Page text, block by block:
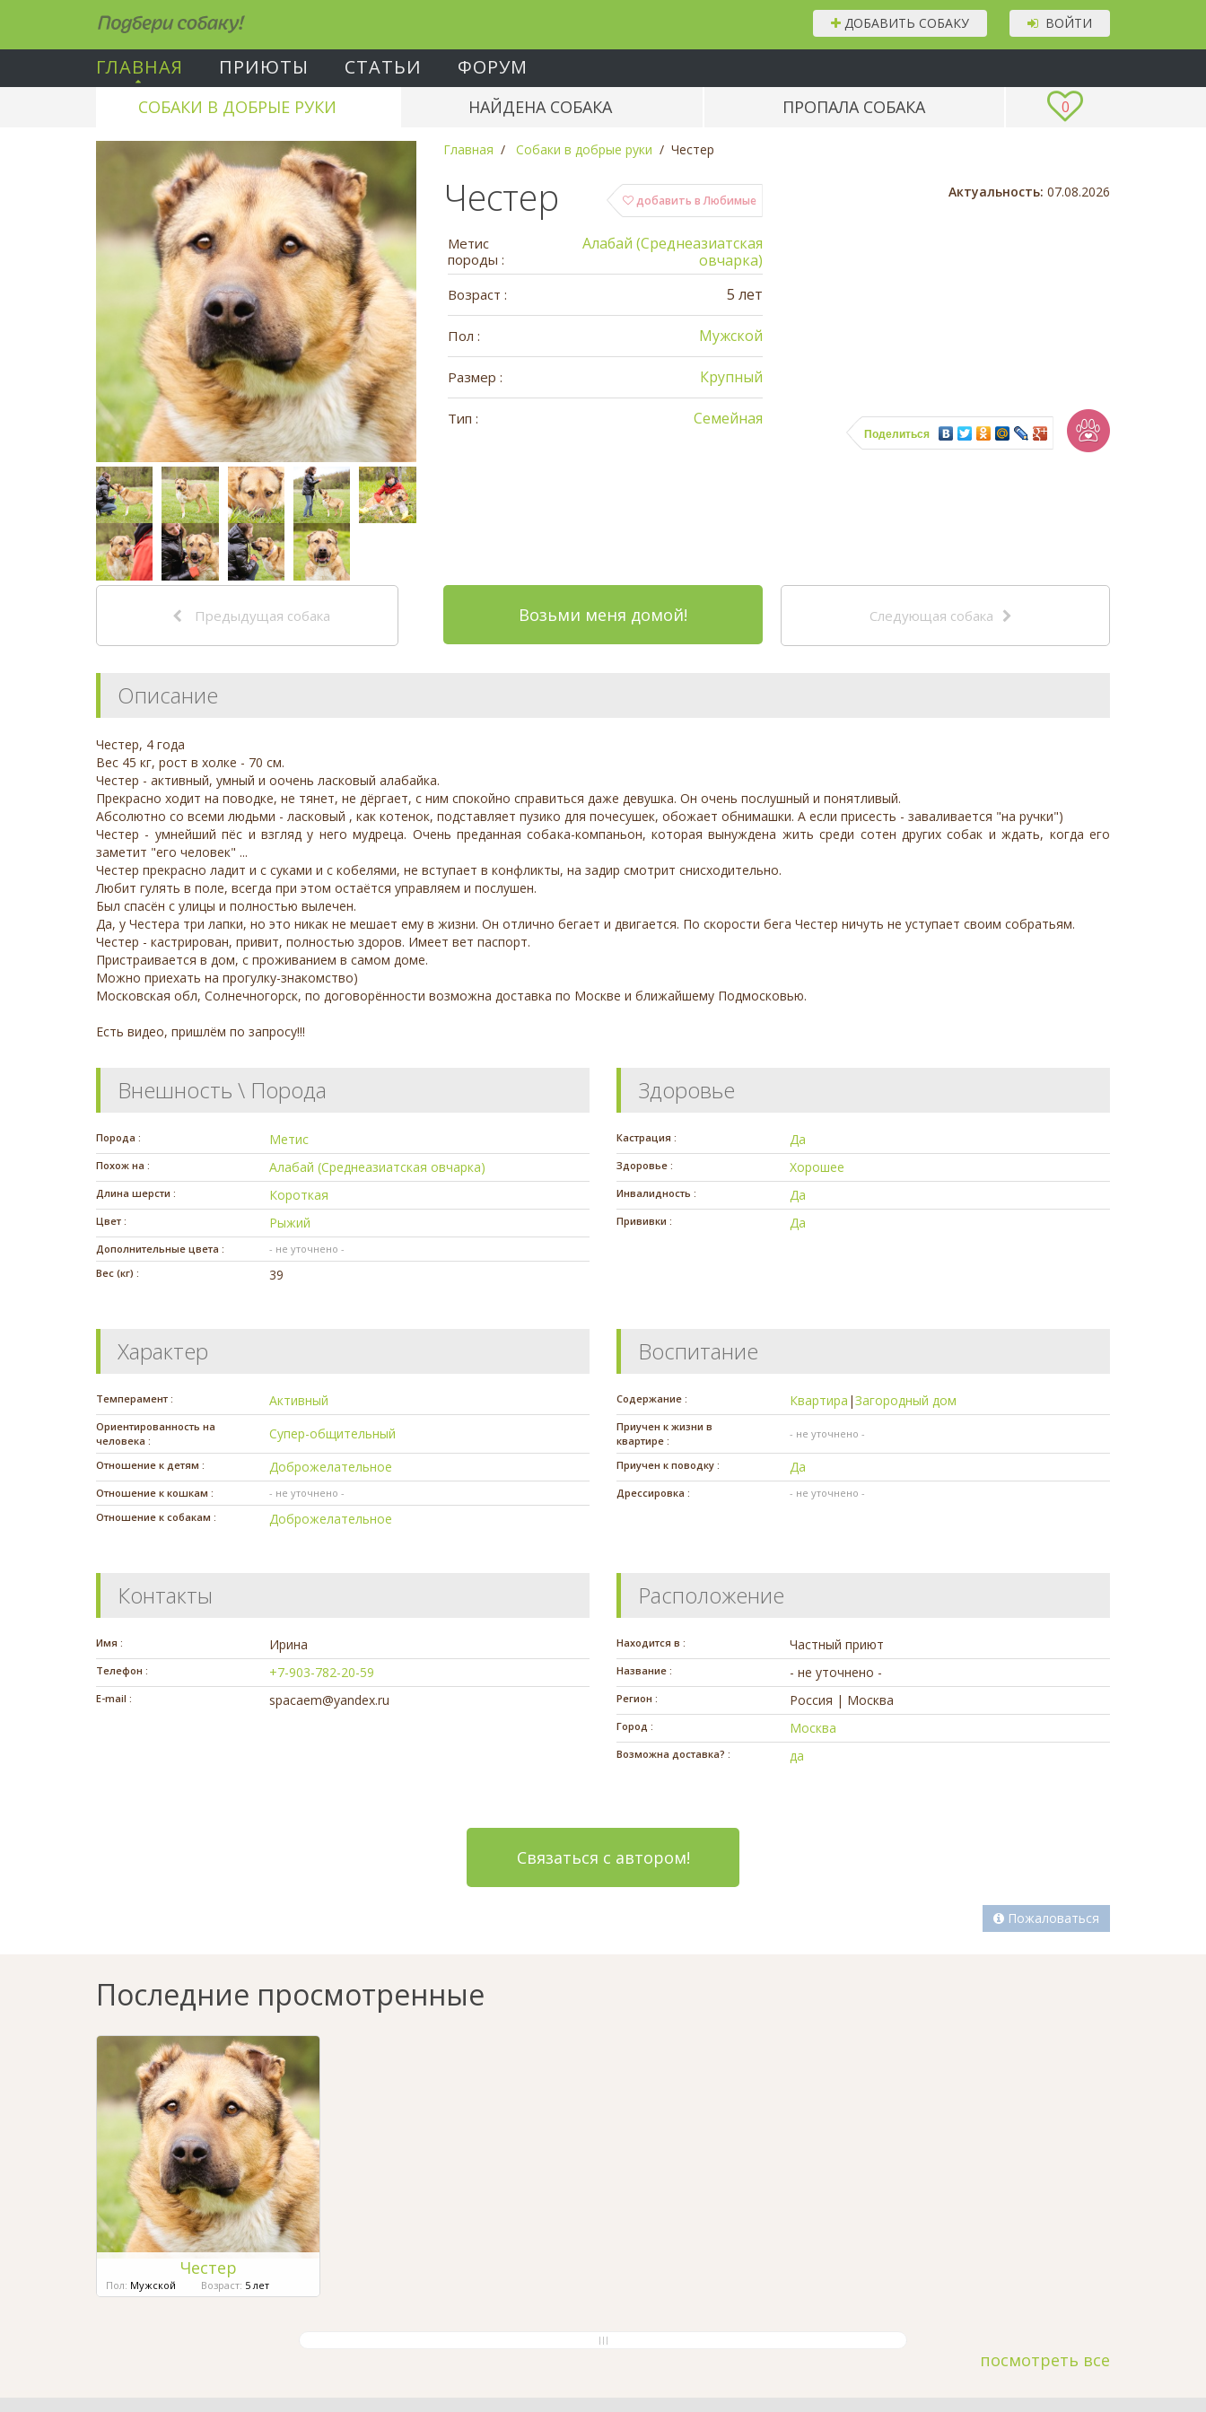
Подбери собаку! ВОЙТИ
ДОБАВИТЬ СОБАКУ
ГЛАВНАЯ ПРИЮТЫ СТАТЬИ ФОРУМ
0
СОБАКИ В ДОБРЫЕ РУКИ НАЙДЕНА СОБАКА ПРОПАЛА СОБАКА
Главная Собаки в добрые руки Честер
добавить в Любимые
Честер
Метис
породы :
Алабай (Среднеазиатская
овчарка)
Возраст : 5 лет
Пол : Мужской
Размер : Крупный
Тип : Семейная
Актуальность: 07.08.2026
Поделиться
Предыдущая собака Возьми меня домой! Следующая собака
Описание
Честер, 4 года
Вес 45 кг, рост в холке - 70 см.
Честер - активный, умный и оочень ласковый алабайка.
Прекрасно ходит на поводке, не тянет, не дёргает, с ним спокойно справиться даже девушка. Он очень послушный и понятливый.
Абсолютно со всеми людьми - ласковый , как котенок, подставляет пузико для почесушек, обожает обнимашки. А если присесть - заваливается "на ручки")
Честер - умнейший пёс и взгляд у него мудреца. Очень преданная собака-компаньон, которая вынуждена жить среди сотен других собак и ждать, когда его
заметит "его человек" ...
Честер прекрасно ладит и с суками и с кобелями, не вступает в конфликты, на задир смотрит снисходительно.
Любит гулять в поле, всегда при этом остаётся управляем и послушен.
Был спасён с улицы и полностью вылечен.
Да, у Честера три лапки, но это никак не мешает ему в жизни. Он отлично бегает и двигается. По скорости бега Честер ничуть не уступает своим собратьям.
Честер - кастрирован, привит, полностью здоров. Имеет вет паспорт.
Пристраивается в дом, с проживанием в самом доме.
Можно приехать на прогулку-знакомство)
Московская обл, Солнечногорск, по договорённости возможна доставка по Москве и ближайшему Подмосковью.
Есть видео, пришлём по запросу!!!
Внешность \ Порода
Порода : Метис
Похож на : Алабай (Среднеазиатская овчарка)
Длина шерсти : Короткая
Цвет : Рыжий
Дополнительные цвета :
- не уточнено -
Вес (кг) :
39
Здоровье
Кастрация : Да
Здоровье : Хорошее
Инвалидность : Да
Прививки : Да
Характер
Темперамент : Активный
Ориентированность на
человека :
Супер-общительный
Отношение к детям : Доброжелательное
Отношение к кошкам :
- не уточнено -
Отношение к собакам :
Доброжелательное
Воспитание
Содержание : Квартира |Загородный дом
Приучен к жизни в
квартире :
- не уточнено -
Приучен к поводку : Да
Дрессировка : - не уточнено -
Контакты
Имя : Ирина
Телефон : +7-903-782-20-59
E-mail : spacaem@yandex.ru
Расположение
Находится в : Частный приют
Название : - не уточнено -
Регион : Россия | Москва
Город : Москва
Возможна доставка? : да
Связаться с автором!
Пожаловаться
Последние просмотренные
Честер
Пол: Мужской Возраст: 5 лет
посмотреть все